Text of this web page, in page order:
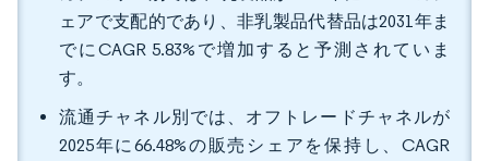
ェアで支配的であり、非乳製品代替品は2031年ま
でにCAGR 5.83%で増加すると予測されていま
す。
流通チャネル別では、オフトレードチャネルが
2025年に66.48%の販売シェアを保持し、CAGR